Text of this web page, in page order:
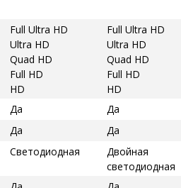
Full Ultra HD
Ultra HD
Quad HD
Full HD
HD
Full Ultra HD
Ultra HD
Quad HD
Full HD
HD
Да
Да
Да
Да
Светодиодная
Двойная
светодиодная